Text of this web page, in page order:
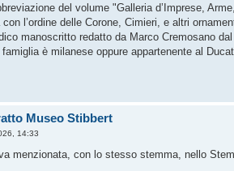
del volume "Galleria d’Imprese,
l’ordine delle Corone, Cimieri, e altri
manoscritto redatto da Marco Cremosano dal
è milanese oppure appartenente al
Museo Stibbert
14:33
menzionata, con lo stesso stemma, nello